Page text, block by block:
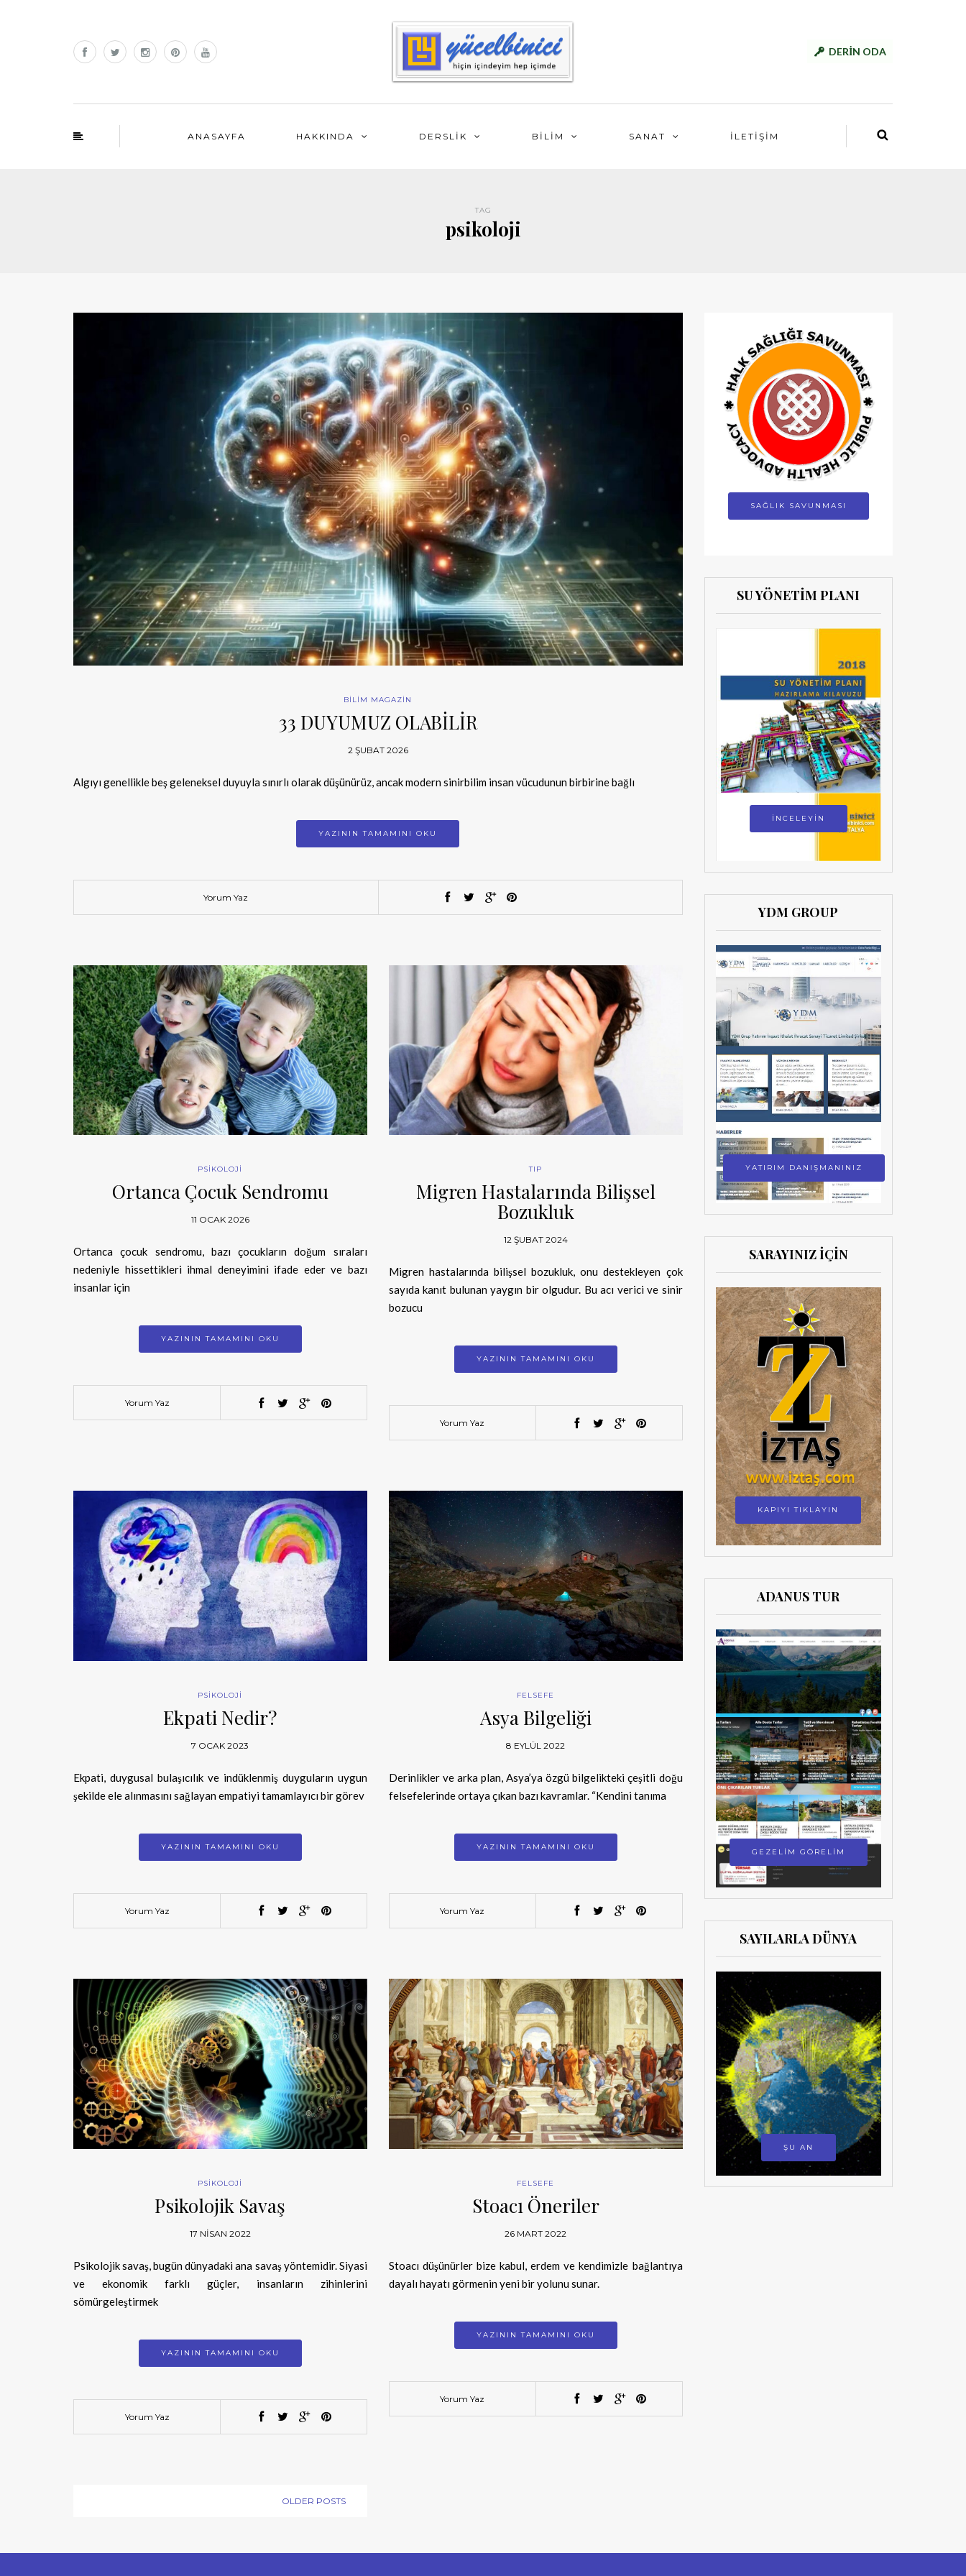
DERİN ODA
ANASAYFA HAKKINDA DERSLİK BİLİM SANAT İLETİŞİM
TAG
psikoloji
BİLİM MAGAZİN
33 DUYUMUZ OLABİLİR
2 ŞUBAT 2026
Algıyı genellikle beş geleneksel duyuyla sınırlı olarak düşünürüz, ancak modern sinirbilim insan vücudunun birbirine bağlı
YAZININ TAMAMINI OKU
Yorum Yaz
PSİKOLOJİ
Ortanca Çocuk Sendromu
11 OCAK 2026
Ortanca çocuk sendromu, bazı çocukların doğum sıraları
nedeniyle hissettikleri ihmal deneyimini ifade eder ve bazı
insanlar için
YAZININ TAMAMINI OKU
Yorum Yaz
TIP
Migren Hastalarında Bilişsel
Bozukluk
12 ŞUBAT 2024
Migren hastalarında bilişsel bozukluk, onu destekleyen çok
sayıda kanıt bulunan yaygın bir olgudur. Bu acı verici ve sinir
bozucu
YAZININ TAMAMINI OKU
Yorum Yaz
PSİKOLOJİ
Ekpati Nedir?
7 OCAK 2023
Ekpati, duygusal bulaşıcılık ve indüklenmiş duyguların uygun
şekilde ele alınmasını sağlayan empatiyi tamamlayıcı bir görev
YAZININ TAMAMINI OKU
Yorum Yaz
FELSEFE
Asya Bilgeliği
8 EYLÜL 2022
Derinlikler ve arka plan, Asya’ya özgü bilgelikteki çeşitli doğu
felsefelerinde ortaya çıkan bazı kavramlar. “Kendini tanıma
YAZININ TAMAMINI OKU
Yorum Yaz
PSİKOLOJİ
Psikolojik Savaş
17 NISAN 2022
Psikolojik savaş, bugün dünyadaki ana savaş yöntemidir. Siyasi
ve ekonomik farklı güçler, insanların zihinlerini
sömürgeleştirmek
YAZININ TAMAMINI OKU
Yorum Yaz
FELSEFE
Stoacı Öneriler
26 MART 2022
Stoacı düşünürler bize kabul, erdem ve kendimizle bağlantıya
dayalı hayatı görmenin yeni bir yolunu sunar.
YAZININ TAMAMINI OKU
Yorum Yaz
OLDER POSTS
SAĞLIK SAVUNMASI
SU YÖNETİM PLANI
İNCELEYİN
YDM GROUP
YATIRIM DANIŞMANINIZ
SARAYINIZ İÇİN
KAPIYI TIKLAYIN
ADANUS TUR
GEZELİM GÖRELİM
SAYILARLA DÜNYA
ŞU AN